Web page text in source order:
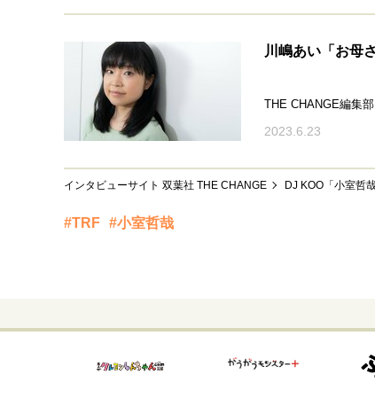
川嶋あい「お母
THE CHANGE編集部
2023.6.23
インタビューサイト 双葉社 THE CHANGE DJ KOO「小室哲
#TRF #小室哲哉